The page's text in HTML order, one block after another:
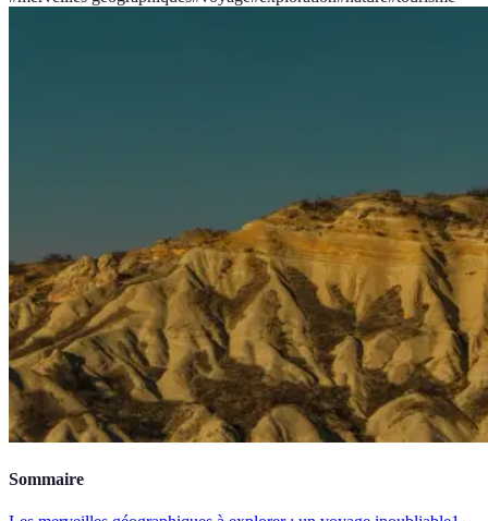
Sommaire